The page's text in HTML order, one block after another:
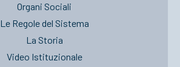
Organi Sociali
Le Regole del Sistema
La Storia
Video Istituzionale